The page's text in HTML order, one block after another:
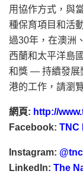
用協作方式，與
種保育項目和活
過30年，在澳洲
西蘭和太平洋島
和獎 — 持續發展
港的工作，請瀏覽
網頁: http://
Facebook: TNC
Instagram:
LinkedIn: The